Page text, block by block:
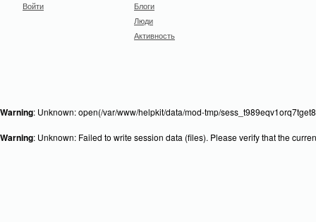
Войти
Блоги
Люди
Активность
Warning: Unknown: open(/var/www/helpkit/data/mod-tmp/
Warning: Unknown: Failed to write session data (files). Please verify that the